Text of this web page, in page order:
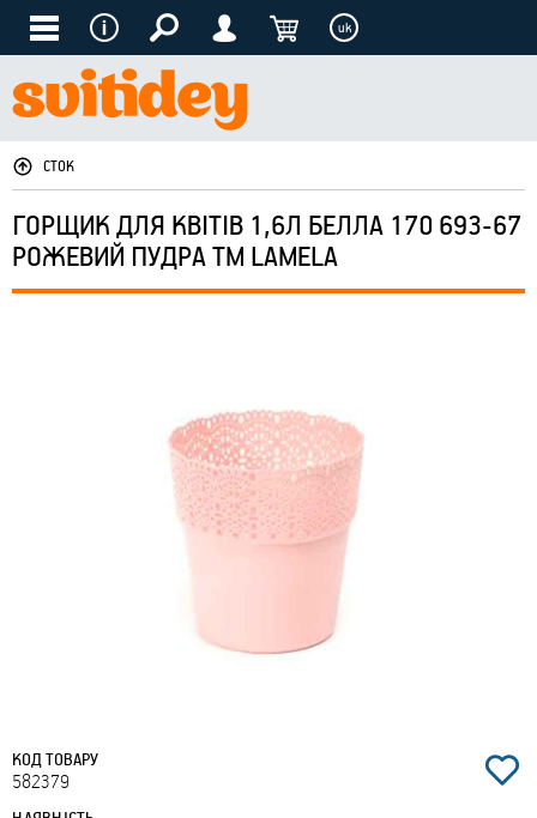
uk
СТОК
ГОРЩИК ДЛЯ КВІТІВ 1,6Л БЕЛЛА 170 693-67
РОЖЕВИЙ ПУДРА ТМ LAMELA
КОД ТОВАРУ
582379